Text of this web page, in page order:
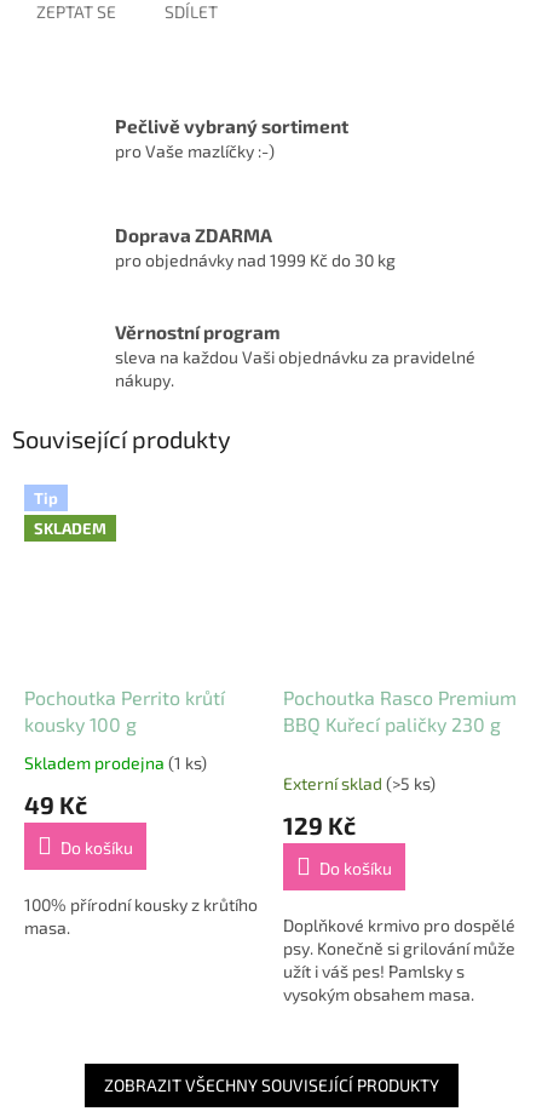
ZEPTAT SE SDÍLET
Pečlivě vybraný sortiment
pro Vaše mazlíčky :-)
Doprava ZDARMA
pro objednávky nad 1999 Kč do 30 kg
Věrnostní program
sleva na každou Vaši objednávku za pravidelné
nákupy.
Související produkty
Tip
SKLADEM
Pochoutka Perrito krůtí
kousky 100 g
Průměrné
produktu
5,0
5
hvězdiček.
Skladem prodejna (1 ks)
49 Kč
Do košíku
100% přírodní kousky z krůtího
masa.
Pochoutka Rasco Premium
BBQ Kuřecí paličky 230 g
Externí sklad (>5 ks)
129 Kč
Do košíku
Doplňkové krmivo pro dospělé
psy. Konečně si grilování může
užít i váš pes! Pamlsky s
vysokým obsahem masa.
vašeho...
ZOBRAZIT VŠECHNY SOUVISEJÍCÍ PRODUKTY